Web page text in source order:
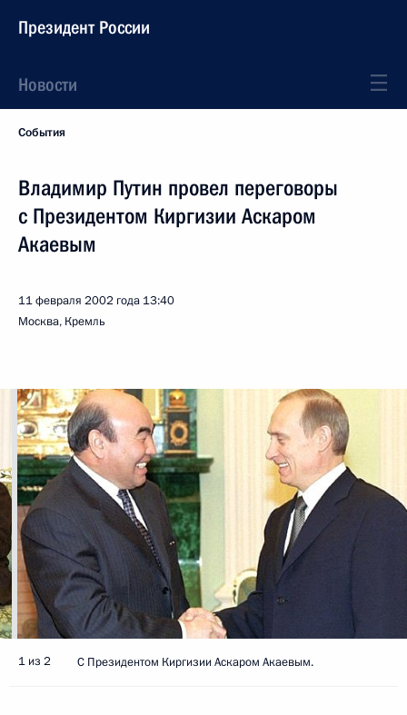
Президент России
Новости
События
Владимир Путин провел переговоры
с Президентом Киргизии Аскаром
Акаевым
11 февраля 2002 года 13:40
Москва, Кремль
1 из 2 С Президентом Киргизии Аскаром Акаевым.